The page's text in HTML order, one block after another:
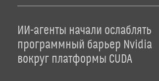
ИИ-агенты начали ослаблять
программный барьер Nvidia
вокруг платформы CUDA